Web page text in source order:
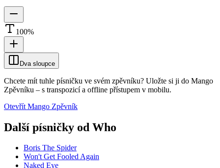
100%
Dva sloupce
Chcete mít tuhle písničku ve svém zpěvníku? Uložte si ji do Mango
Zpěvníku – s transpozicí a offline přístupem v mobilu.
Otevřít Mango Zpěvník
Další písničky od Who
Boris The Spider
Won't Get Fooled Again
Naked Eye